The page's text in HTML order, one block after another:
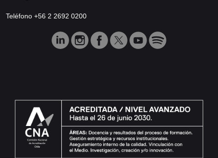
Teléfono +56 2 2692 0200